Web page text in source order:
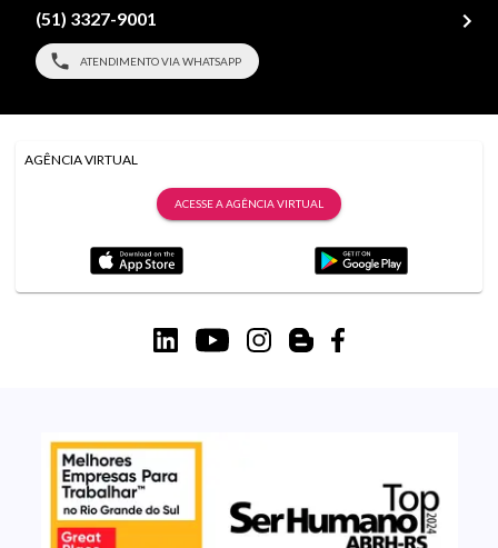
(51) 3327-9001
ATENDIMENTO VIA WHATSAPP
AGÊNCIA VIRTUAL
ACESSE A AGÊNCIA VIRTUAL